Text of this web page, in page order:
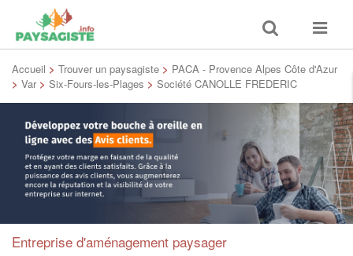
Toggle
search
Toggle
Accueil > Trouver un paysagiste > PACA - Provence Alpes Côte d'Azur
> Var > Six-Fours-les-Plages > Société CANOLLE FREDERIC
Entreprise d'aménagement paysager